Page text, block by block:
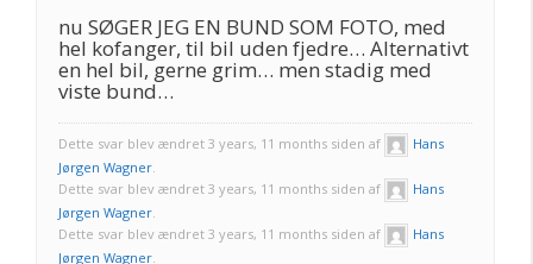
nu SØGER JEG EN BUND SOM FOTO, med
hel kofanger, til bil uden fjedre… Alternativt
en hel bil, gerne grim… men stadig med
viste bund…
Dette svar blev ændret 3 years, 11 months siden af
Hans
Jørgen Wagner.
Dette svar blev ændret 3 years, 11 months siden af
Hans
Jørgen Wagner.
Dette svar blev ændret 3 years, 11 months siden af
Hans
Jørgen Wagner.